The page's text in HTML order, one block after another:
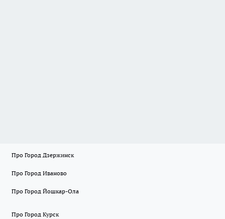
Про Город Дзержинск
Про Город Иваново
Про Город Йошкар-Ола
Про Город Курск